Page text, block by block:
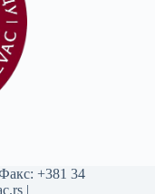
+381 34
|